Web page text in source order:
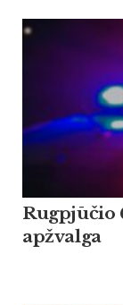
Rugpjūčio
apžvalga